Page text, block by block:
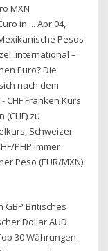
MXN
in ... Apr 04,
Pesos
international –
Euro? Die
nach dem
CHF Franken Kurs
(CHF) zu
Schweizer
PHP immer
Peso (EUR/MXN)
GBP Britisches
Dollar AUD
30 Währungen